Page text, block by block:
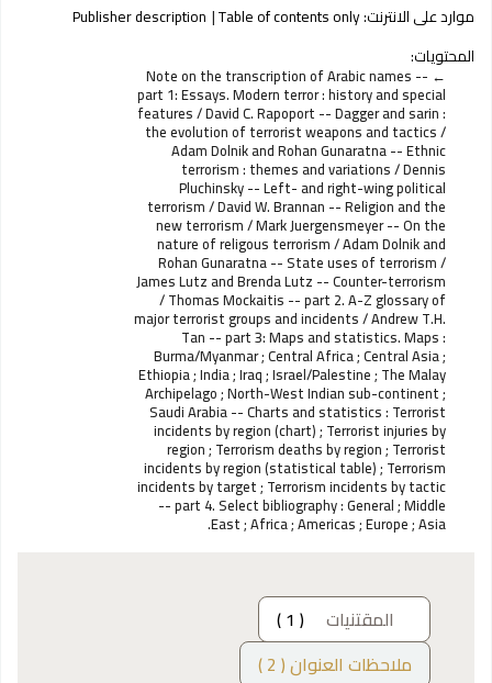
موارد على الانترنت:Table of contents only
Publisher description
المحتويات:
Note on the transcription of Arabic names --
part 1: Essays. Modern terror : history and special
features / David C. Rapoport -- Dagger and sarin :
the evolution of terrorist weapons and tactics /
Adam Dolnik and Rohan Gunaratna -- Ethnic
terrorism : themes and variations / Dennis
Pluchinsky -- Left- and right-wing political
terrorism / David W. Brannan -- Religion and the
new terrorism / Mark Juergensmeyer -- On the
nature of religous terrorism / Adam Dolnik and
Rohan Gunaratna -- State uses of terrorism /
James Lutz and Brenda Lutz -- Counter-terrorism
/ Thomas Mockaitis -- part 2. A-Z glossary of
major terrorist groups and incidents / Andrew T.H.
Tan -- part 3: Maps and statistics. Maps :
Burma/Myanmar ; Central Africa ; Central Asia ;
Ethiopia ; India ; Iraq ; Israel/Palestine ; The Malay
Archipelago ; North-West Indian sub-continent ;
Saudi Arabia -- Charts and statistics : Terrorist
incidents by region (chart) ; Terrorist injuries by
region ; Terrorism deaths by region ; Terrorist
incidents by region (statistical table) ; Terrorism
incidents by target ; Terrorism incidents by tactic
-- part 4. Select bibliography : General ; Middle
East ; Africa ; Americas ; Europe ; Asia.
المقتنيات
( 1 )
ملاحظات العنوان ( 2 )